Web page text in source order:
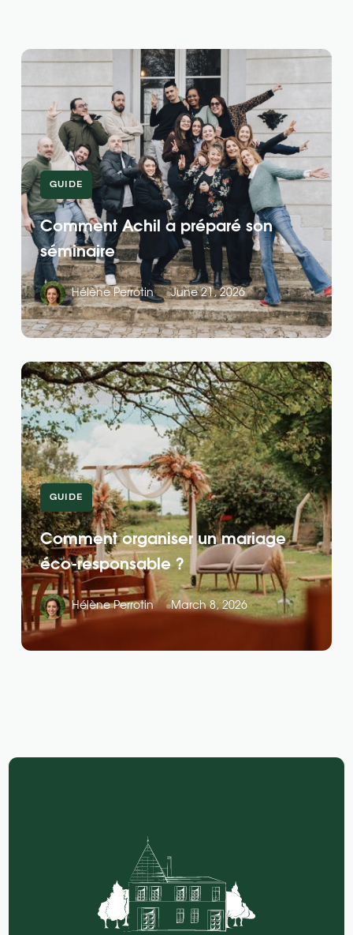
GUIDE
Comment Achil a préparé son
séminaire
Hélène Perrotin June 21, 2026
GUIDE
Comment organiser un mariage
éco-responsable ?
Hélène Perrotin March 8, 2026